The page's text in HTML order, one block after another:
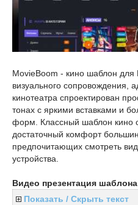
MovieBoom - кино шаблон
визуального сопровождения,
кинотеатра спроектирован
тонах с яркими вставками и
форм. Классный шаблон кино
достаточный комфорт
предпочитающих смотреть
устройства.
Видео презентация шаблона
Показать / Скрыть текст